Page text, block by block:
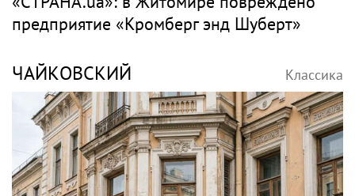
предприятие «Кромберг энд Шуберт»
ЧАЙКОВСКИЙ Классика